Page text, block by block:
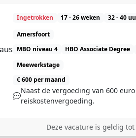
Ingetrokken 17 - 26 weken 32 - 40
Amersfoort
MBO niveau 4 HBO Associate Degree
Meewerkstage
€ 600 per maand
Naast de vergoeding van 600
reiskostenvergoeding.
Deze vacature is geldig tot